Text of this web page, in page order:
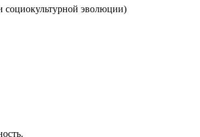
социокультурной эволюции)